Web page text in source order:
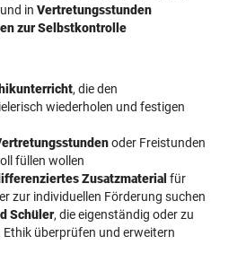
und in Vertretungsstunden
zur Selbstkontrolle
, die den
wiederholen und festigen
oder Freistunden
füllen wollen
Zusatzmaterial für
zur individuellen Förderung suchen
Schüler, die eigenständig oder zu
Ethik überprüfen und erweitern